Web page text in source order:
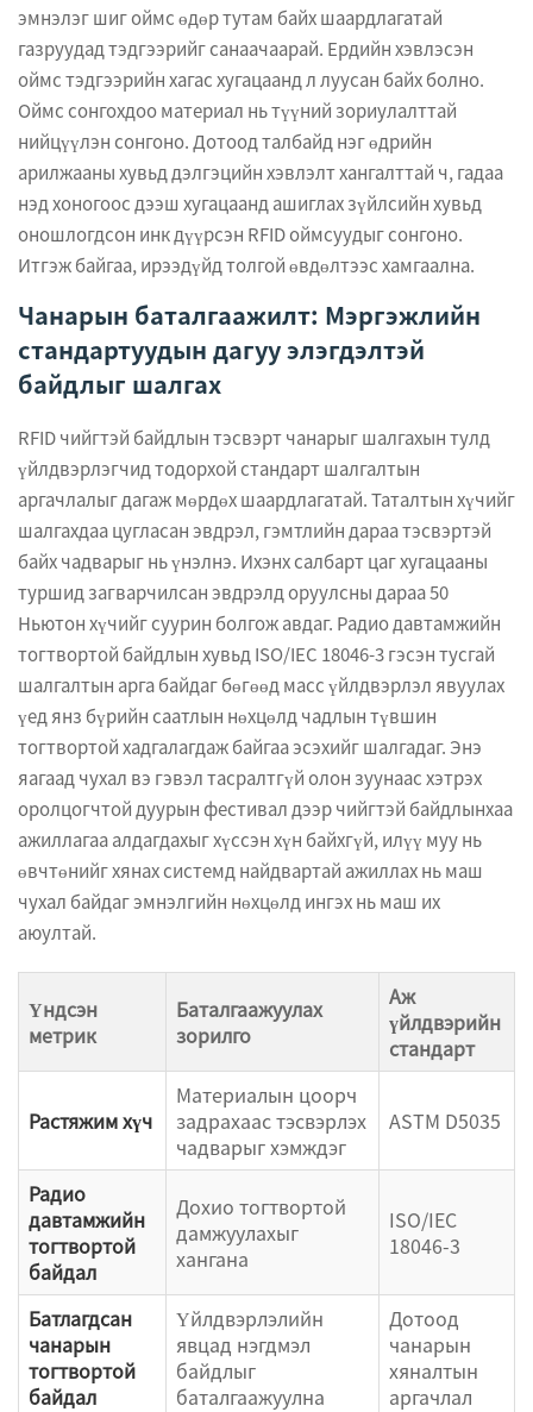
эмнэлэг шиг оймс өдөр тутам байх шаардлагатай
газруудад тэдгээрийг санаачаарай. Ердийн хэвлэсэн
оймс тэдгээрийн хагас хугацаанд л луусан байх болно.
Оймс сонгохдоо материал нь түүний зориулалттай
нийцүүлэн сонгоно. Дотоод талбайд нэг өдрийн
арилжааны хувьд дэлгэцийн хэвлэлт хангалттай ч, гадаа
нэд хоногоос дээш хугацаанд ашиглах зүйлсийн хувьд
оношлогдсон инк дүүрсэн RFID оймсуудыг сонгоно.
Итгэж байгаа, ирээдүйд толгой өвдөлтээс хамгаална.
Чанарын баталгаажилт: Мэргэжлийн
стандартуудын дагуу элэгдэлтэй
байдлыг шалгах
RFID чийгтэй байдлын тэсвэрт чанарыг шалгахын тулд
үйлдвэрлэгчид тодорхой стандарт шалгалтын
аргачлалыг дагаж мөрдөх шаардлагатай. Таталтын хүчийг
шалгахдаа цугласан эвдрэл, гэмтлийн дараа тэсвэртэй
байх чадварыг нь үнэлнэ. Ихэнх салбарт цаг хугацааны
туршид загварчилсан эвдрэлд оруулсны дараа 50
Ньютон хүчийг суурин болгож авдаг. Радио давтамжийн
тогтвортой байдлын хувьд ISO/IEC 18046-3 гэсэн тусгай
шалгалтын арга байдаг бөгөөд масс үйлдвэрлэл явуулах
үед янз бүрийн саатлын нөхцөлд чадлын түвшин
тогтвортой хадгалагдаж байгаа эсэхийг шалгадаг. Энэ
яагаад чухал вэ гэвэл тасралтгүй олон зуунаас хэтрэх
оролцогчтой дуурын фестивал дээр чийгтэй байдлынхаа
ажиллагаа алдагдахыг хүссэн хүн байхгүй, илүү муу нь
өвчтөнийг хянах системд найдвартай ажиллах нь маш
чухал байдаг эмнэлгийн нөхцөлд ингэх нь маш их
аюултай.
Үндсэн
метрик
Баталгаажуулах
зорилго
Аж
үйлдвэрийн
стандарт
Растяжим хүч
Материалын цоорч
задрахаас тэсвэрлэх
чадварыг хэмждэг
ASTM D5035
Радио
давтамжийн
тогтвортой
байдал
Дохио тогтвортой
дамжуулахыг
хангана
ISO/IEC
18046-3
Батлагдсан
чанарын
тогтвортой
байдал
Үйлдвэрлэлийн
явцад нэгдмэл
байдлыг
баталгаажуулна
Дотоод
чанарын
хяналтын
аргачлал